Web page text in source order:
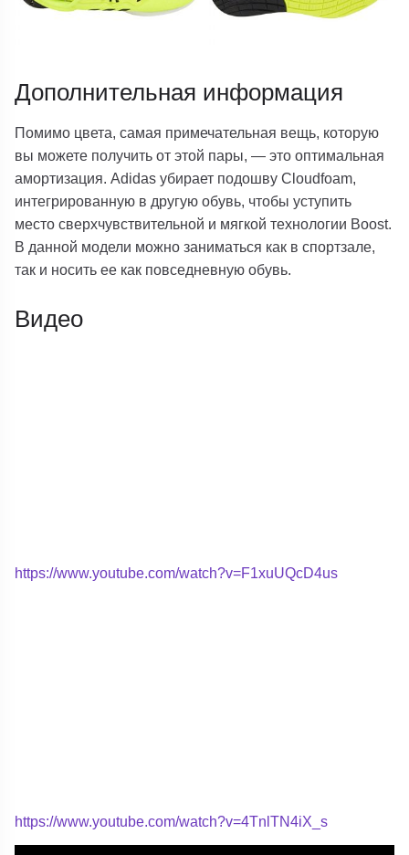
Дополнительная информация
Помимо цвета, самая примечательная вещь, которую
вы можете получить от этой пары, — это оптимальная
амортизация. Adidas убирает подошву Cloudfoam,
интегрированную в другую обувь, чтобы уступить
место сверхчувствительной и мягкой технологии Boost.
В данной модели можно заниматься как в спортзале,
так и носить ее как повседневную обувь.
Видео
https://www.youtube.com/watch?v=F1xuUQcD4us
https://www.youtube.com/watch?v=4TnlTN4iX_s